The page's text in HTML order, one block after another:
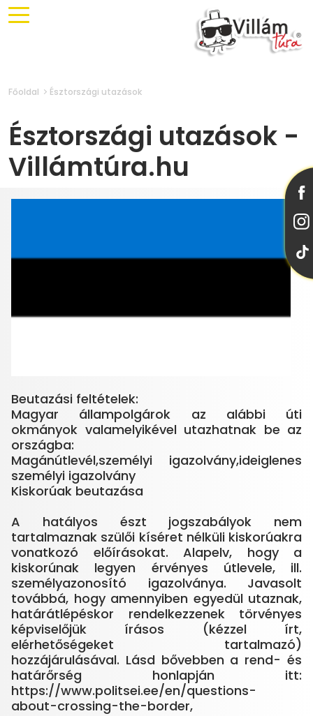
Főoldal Észtországi utazások
Észtországi utazások -
Villámtúra.hu
Beutazási feltételek:
Magyar állampolgárok az alábbi úti
okmányok valamelyikével utazhatnak be az
országba:
Magánútlevél,személyi igazolvány,ideiglenes
személyi igazolvány
Kiskorúak beutazása
A hatályos észt jogszabályok nem
tartalmaznak szülői kíséret nélküli kiskorúakra
vonatkozó előírásokat. Alapelv, hogy a
kiskorúnak legyen érvényes útlevele, ill.
személyazonosító igazolványa. Javasolt
továbbá, hogy amennyiben egyedül utaznak,
határátlépéskor rendelkezzenek törvényes
képviselőjük írásos (kézzel írt,
elérhetőségeket tartalmazó)
hozzájárulásával. Lásd bővebben a rend- és
határőrség honlapján itt:
https://www.politsei.ee/en/questions-
about-crossing-the-border,